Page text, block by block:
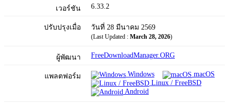
เวอร์ชัน 6.33.2
ปรับปรุงเมื่อ วันที่ 28 มีนาคม 2569
(Last Updated : March 28, 2026)
ผู้พัฒนา FreeDownloadManager.ORG
แพลตฟอร์ม Windows
macOS
Linux / FreeBSD
Android